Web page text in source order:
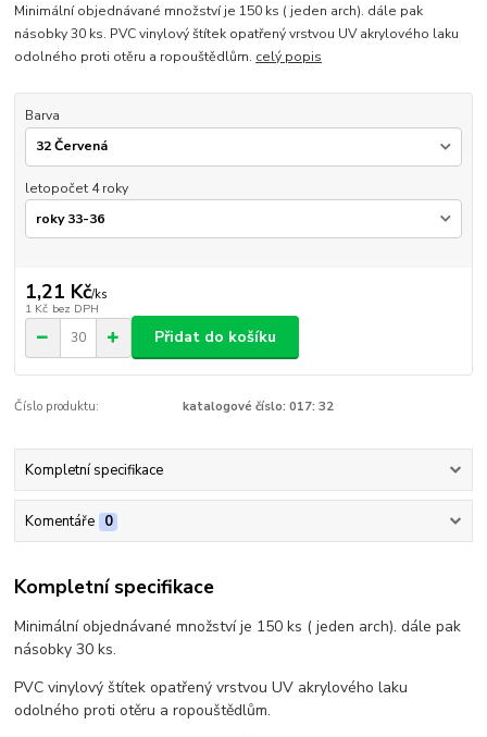
Minimální objednávané množství je 150 ks ( jeden arch). dále pak
násobky 30 ks. PVC vinylový štítek opatřený vrstvou UV akrylového laku
odolného proti otěru a ropouštědlům. celý popis
Barva
letopočet 4 roky
1,21 Kč/ks
1 Kč bez DPH
Přidat do košíku
Číslo produktu: katalogové číslo: 017: 32
Kompletní specifikace
Komentáře 0
Kompletní specifikace
Minimální objednávané množství je 150 ks ( jeden arch). dále pak
násobky 30 ks.
PVC vinylový štítek opatřený vrstvou UV akrylového laku
odolného proti otěru a ropouštědlům.